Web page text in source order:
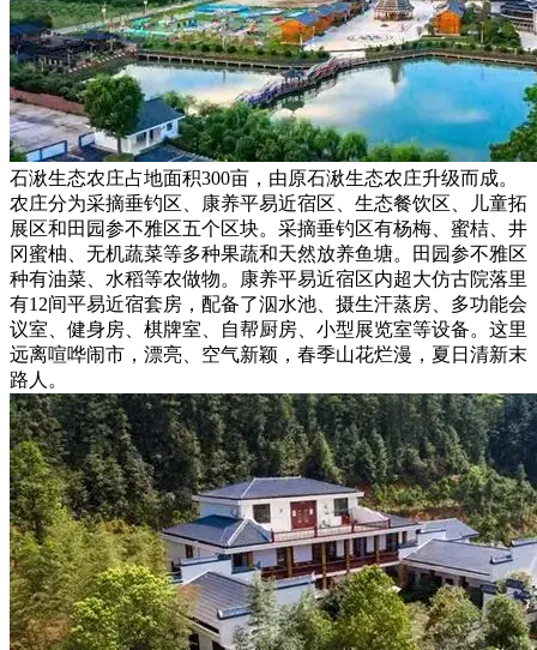
石湫生态农庄占地面积300亩，由原石湫生态农庄升级而成。
农庄分为采摘垂钓区、康养平易近宿区、生态餐饮区、儿童拓
展区和田园参不雅区五个区块。采摘垂钓区有杨梅、蜜桔、井
冈蜜柚、无机蔬菜等多种果蔬和天然放养鱼塘。田园参不雅区
种有油菜、水稻等农做物。康养平易近宿区内超大仿古院落里
有12间平易近宿套房，配备了泅水池、摄生汗蒸房、多功能会
议室、健身房、棋牌室、自帮厨房、小型展览室等设备。这里
远离喧哗闹市，漂亮、空气新颖，春季山花烂漫，夏日清新末
路人。